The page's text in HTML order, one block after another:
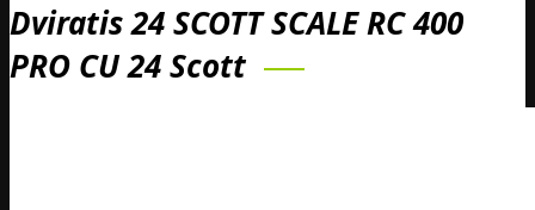
Dviratis 24 SCOTT SCALE RC 400
PRO CU 24 Scott